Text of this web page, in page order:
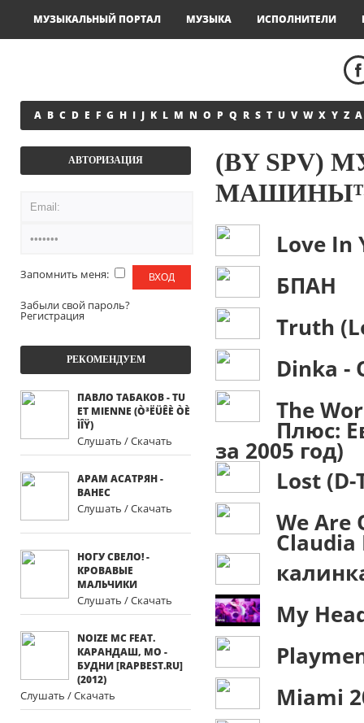
МУЗЫКАЛЬНЫЙ ПОРТАЛ МУЗЫКА ИСПОЛНИТЕЛИ
A B C D E F G H I J K L M N O P Q R S T U V W X Y Z А
АВТОРИЗАЦИЯ
Запомнить меня:
Забыли свой пароль?
Регистрация
РЕКОМЕНДУЕМ
ПАВЛО ТАБАКОВ - TU
ET MIENNE (Ò³ËÜÊÈ ÒÈ
ÌÎŸ)
Слушать / Скачать
АРАМ АСАТРЯН -
ВАНЕС
Слушать / Скачать
НОГУ СВЕЛО! -
КРОВАВЫЕ
МАЛЬЧИКИ
Слушать / Скачать
NOIZE MC FEAT.
КАРАНДАШ, MO -
БУДНИ [RAPBEST.RU]
(2012)
Слушать / Скачать
(BY SPV)
Love In
БПАН
Truth
Dinka -
The
Плюс:
за 2005 год)
Lost
We Are
My
Miami